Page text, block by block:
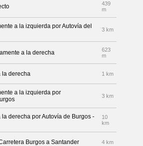
439
m
a la izquierda por Autovía del
3 km
a la derecha
623
m
la derecha 1 km
a la izquierda por
3 km
derecha por Autovía de Burgos -
10
km
Burgos a Santander 4 km